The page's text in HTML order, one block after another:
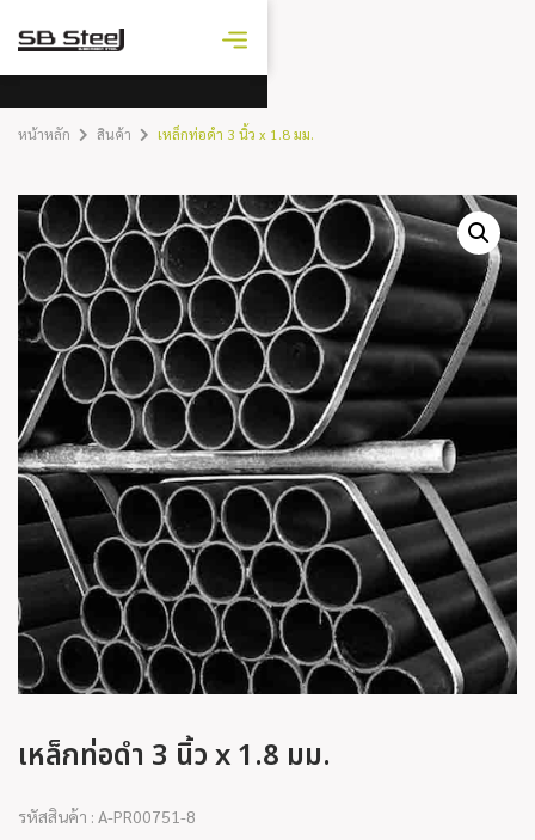
ราคาเหล็ก
หน้าหลัก สินค้า เหล็กท่อดำ 3 นิ้ว x 1.8 มม.
เหล็กท่อดำ 3 นิ้ว x 1.8 มม.
รหัสสินค้า : A-PR00751-8